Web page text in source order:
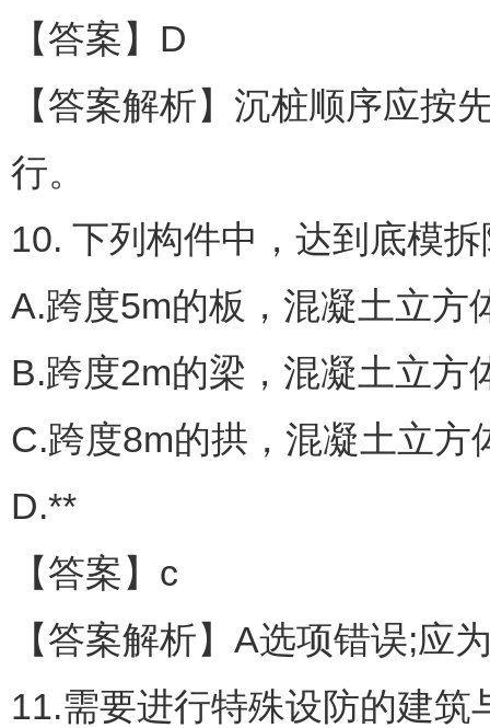
【答案】D
【答案解析】沉桩顺序应按
行。
10. 下列构件中，达到底模
A.跨度5m的板，混凝土立方
B.跨度2m的梁，混凝土立方
C.跨度8m的拱，混凝土立
D.**
【答案】c
【答案解析】A选项错误;应
11.需要进行特殊设防的建